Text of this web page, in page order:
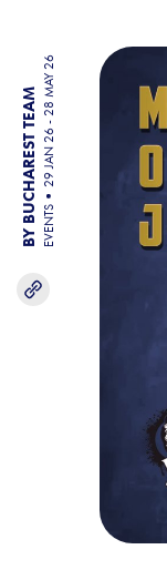
BY BUCHAREST TEAM EVENTS
29 JAN 26 - 28 MAY 26